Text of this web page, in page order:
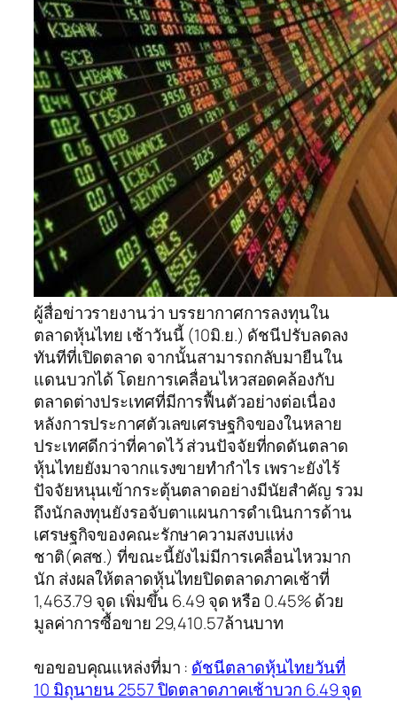
ผู้สื่อข่าวรายงานว่า บรรยากาศการลงทุนใน
ตลาดหุ้นไทย เช้าวันนี้ (10มิ.ย.) ดัชนีปรับลดลง
ทันทีที่เปิดตลาด จากนั้นสามารถกลับมายืนใน
แดนบวกได้ โดยการเคลื่อนไหวสอดคล้องกับ
ตลาดต่างประเทศที่มีการฟื้นตัวอย่างต่อเนื่อง
หลังการประกาศตัวเลขเศรษฐกิจของในหลาย
ประเทศดีกว่าที่คาดไว้ ส่วนปัจจัยที่กดดันตลาด
หุ้นไทยยังมาจากแรงขายทำกำไร เพราะยังไร้
ปัจจัยหนุนเข้ากระตุ้นตลาดอย่างมีนัยสำคัญ รวม
ถึงนักลงทุนยังรอจับตาแผนการดำเนินการด้าน
เศรษฐกิจของคณะรักษาความสงบแห่ง
ชาติ(คสช.) ที่ขณะนี้ยังไม่มีการเคลื่อนไหวมาก
นัก ส่งผลให้ตลาดหุ้นไทยปิดตลาดภาคเช้าที่
1,463.79 จุด เพิ่มขึ้น 6.49 จุด หรือ 0.45% ด้วย
มูลค่าการซื้อขาย 29,410.57ล้านบาท
ขอขอบคุณแหล่งที่มา : ดัชนีตลาดหุ้นไทยวันที่
10 มิถุนายน 2557 ปิดตลาดภาคเช้าบวก 6.49 จุด